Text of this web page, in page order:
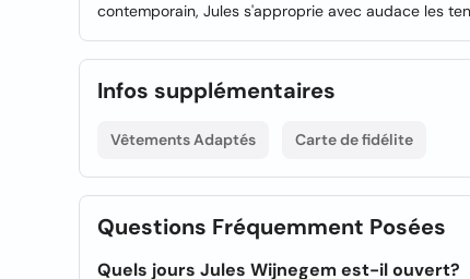
contemporain, Jules s'approprie avec audace les
Infos supplémentaires
Vêtements Adaptés Carte de fidélite
Questions Fréquemment Posées
Quels jours Jules Wijnegem est-il ouvert?